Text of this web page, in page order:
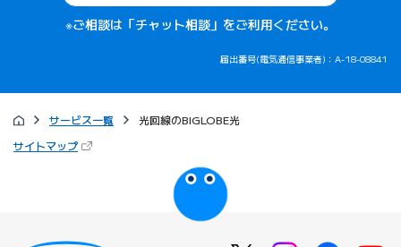
※ご相談は「チャット相談」をご利用ください。
届出番号(電気通信事業者)：A-18-08841
サービス一覧
光回線のBIGLOBE光
サイトマップ（新しいタブで開きます）
びっぷるのページ